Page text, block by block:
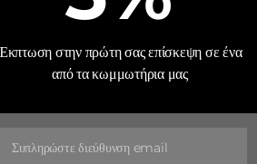
στην πρώτη σας επίσκεψη σε ένα
από τα κωμμωτήρια μας
Email
Συπληρώστε διεύθυνση email